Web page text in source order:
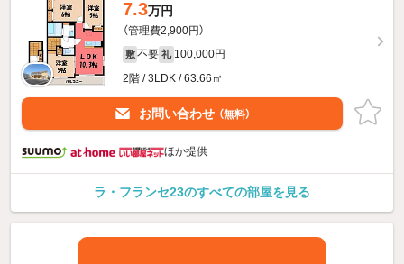
7.3万円
（管理費2,900円）
敷 不要 礼 100,000円
2階 / 3LDK / 63.66㎡
お問い合わせ （無料）
ほか提供
ラ・フランセ23のすべての部屋を見る